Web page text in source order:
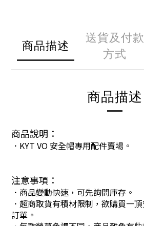
商品描述
送貨及付款
方式
商品描述
商品說明：
．KYT VO 安全帽專用配件賣場。
注意事項：
．商品變動快速，可先詢問庫存。
．超商取貨有積材限制，欲購買一
訂單。